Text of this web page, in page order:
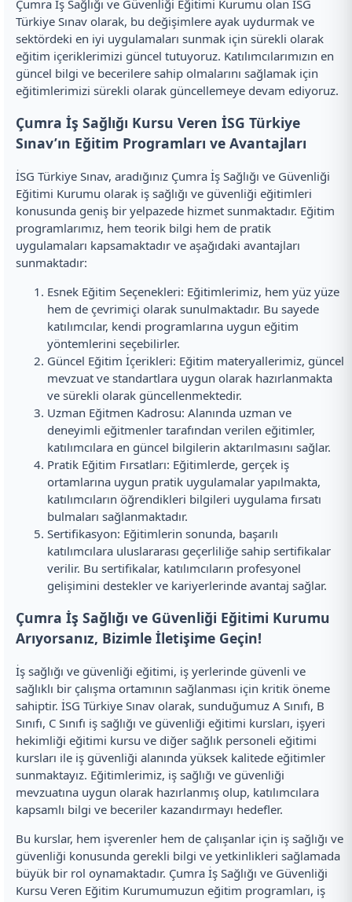
Çumra İş Sağlığı ve Güvenliği Eğitimi Kurumu olan İSG
Türkiye Sınav olarak, bu değişimlere ayak uydurmak ve
sektördeki en iyi uygulamaları sunmak için sürekli olarak
eğitim içeriklerimizi güncel tutuyoruz. Katılımcılarımızın en
güncel bilgi ve becerilere sahip olmalarını sağlamak için
eğitimlerimizi sürekli olarak güncellemeye devam ediyoruz.
Çumra İş Sağlığı Kursu Veren İSG Türkiye
Sınav’ın Eğitim Programları ve Avantajları
İSG Türkiye Sınav, aradığınız Çumra İş Sağlığı ve Güvenliği
Eğitimi Kurumu olarak iş sağlığı ve güvenliği eğitimleri
konusunda geniş bir yelpazede hizmet sunmaktadır. Eğitim
programlarımız, hem teorik bilgi hem de pratik
uygulamaları kapsamaktadır ve aşağıdaki avantajları
sunmaktadır:
Esnek Eğitim Seçenekleri: Eğitimlerimiz, hem yüz yüze
hem de çevrimiçi olarak sunulmaktadır. Bu sayede
katılımcılar, kendi programlarına uygun eğitim
yöntemlerini seçebilirler.
Güncel Eğitim İçerikleri: Eğitim materyallerimiz, güncel
mevzuat ve standartlara uygun olarak hazırlanmakta
ve sürekli olarak güncellenmektedir.
Uzman Eğitmen Kadrosu: Alanında uzman ve
deneyimli eğitmenler tarafından verilen eğitimler,
katılımcılara en güncel bilgilerin aktarılmasını sağlar.
Pratik Eğitim Fırsatları: Eğitimlerde, gerçek iş
ortamlarına uygun pratik uygulamalar yapılmakta,
katılımcıların öğrendikleri bilgileri uygulama fırsatı
bulmaları sağlanmaktadır.
Sertifikasyon: Eğitimlerin sonunda, başarılı
katılımcılara uluslararası geçerliliğe sahip sertifikalar
verilir. Bu sertifikalar, katılımcıların profesyonel
gelişimini destekler ve kariyerlerinde avantaj sağlar.
Çumra İş Sağlığı ve Güvenliği Eğitimi Kurumu
Arıyorsanız, Bizimle İletişime Geçin!
İş sağlığı ve güvenliği eğitimi, iş yerlerinde güvenli ve
sağlıklı bir çalışma ortamının sağlanması için kritik öneme
sahiptir. İSG Türkiye Sınav olarak, sunduğumuz A Sınıfı, B
Sınıfı, C Sınıfı iş sağlığı ve güvenliği eğitimi kursları, işyeri
hekimliği eğitimi kursu ve diğer sağlık personeli eğitimi
kursları ile iş güvenliği alanında yüksek kalitede eğitimler
sunmaktayız. Eğitimlerimiz, iş sağlığı ve güvenliği
mevzuatına uygun olarak hazırlanmış olup, katılımcılara
kapsamlı bilgi ve beceriler kazandırmayı hedefler.
Bu kurslar, hem işverenler hem de çalışanlar için iş sağlığı ve
güvenliği konusunda gerekli bilgi ve yetkinlikleri sağlamada
büyük bir rol oynamaktadır. Çumra İş Sağlığı ve Güvenliği
Kursu Veren Eğitim Kurumumuzun eğitim programları, iş